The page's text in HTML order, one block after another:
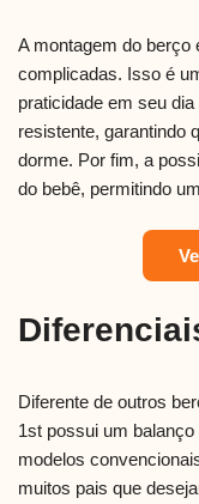
A montagem do berço
complicadas. Isso é
praticidade em seu
resistente, garantindo
dorme. Por fim, a
do bebê, permitindo
Diferente de outros
1st possui um
modelos
muitos pais que